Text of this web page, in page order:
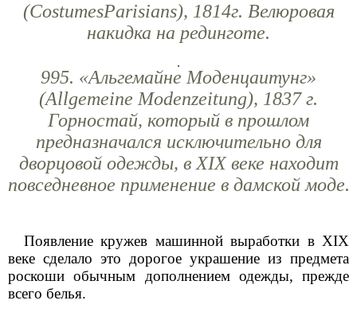
(CostumesParisians), 1814г. Велюровая
накидка на рединготе.
995. «Альгемайне Моденцаитунг»
(Allgemeine Modenzeitung), 1837 г.
Горностай, который в прошлом
предназначался исключительно для
дворцовой одежды, в XIX веке находит
повседневное применение в дамской моде.
Появление кружев машинной выработки в XIX
веке сделало это дорогое украшение из предмета
роскоши обычным дополнением одежды, прежде
всего белья.